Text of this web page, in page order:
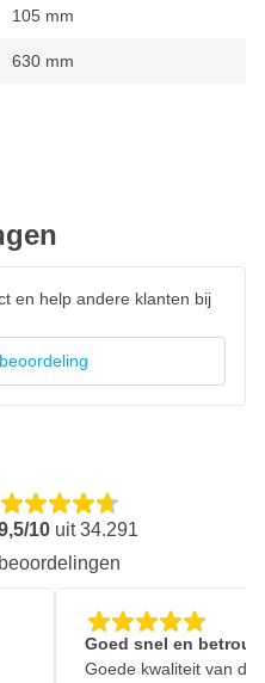
105 mm
630 mm
en help andere klanten bij
10 uit34.291
beoordelingen
Goed snel en
Goede kwaliteit van de